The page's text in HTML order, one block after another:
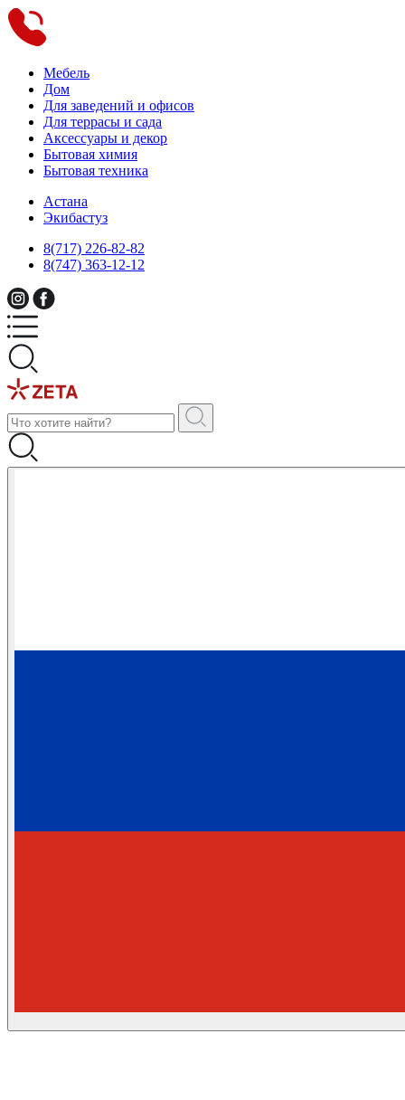
Мебель
Дом
Для заведений и офисов
Для террасы и сада
Аксессуары и декор
Бытовая химия
Бытовая техника
Астана
Экибастуз
8(717) 226-82-82
8(747) 363-12-12